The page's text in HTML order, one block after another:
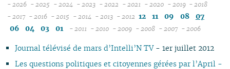
- 2026
07
05
04
- 2025
11
09
08
- 2024
09
08
- 2023
09
08
- 2022
09
08
- 2021
12
09
08
- 2020
12
09
08
- 2019
12
09
08
- 2018
09
08
- 2017
12
10
09
- 2016
12
10
09
- 2015
10
09
- 2014
10
09
- 2013
09
08
- 2012 12 11 09 08
07
06
04 03 01 - 2011
11
10
- 2010
11
10
- 2009 - 2008
11
10
- 2007 - 2006
Journal télévisé de mars d’Intelli’N TV- 1er juillet 2012
Les questions politiques et citoyennes gérées par l’April -